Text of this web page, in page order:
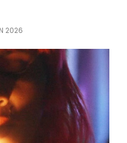
2026